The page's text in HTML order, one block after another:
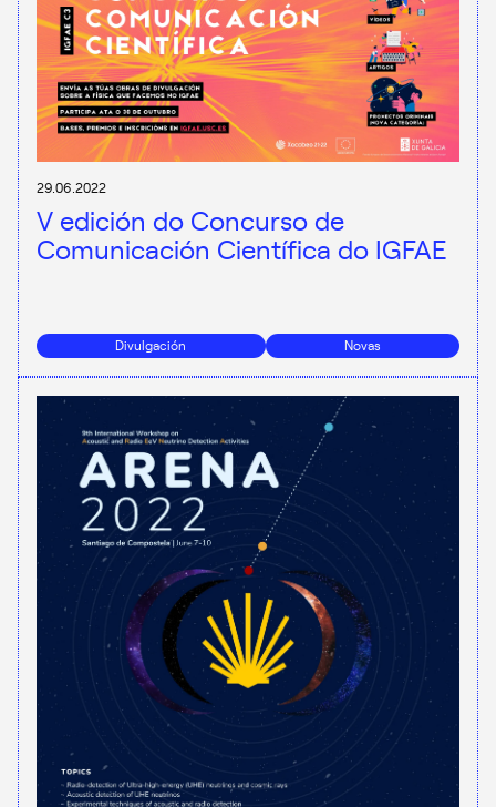
29.06.2022
V edición do Concurso de
Comunicación Científica do IGFAE
Divulgación Novas